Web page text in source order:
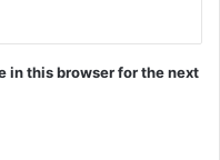
in this browser for the next